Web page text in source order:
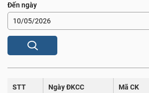
Đến ngày
STT Ngày ĐKCC Mã CK